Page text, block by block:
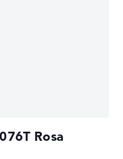
Rosa